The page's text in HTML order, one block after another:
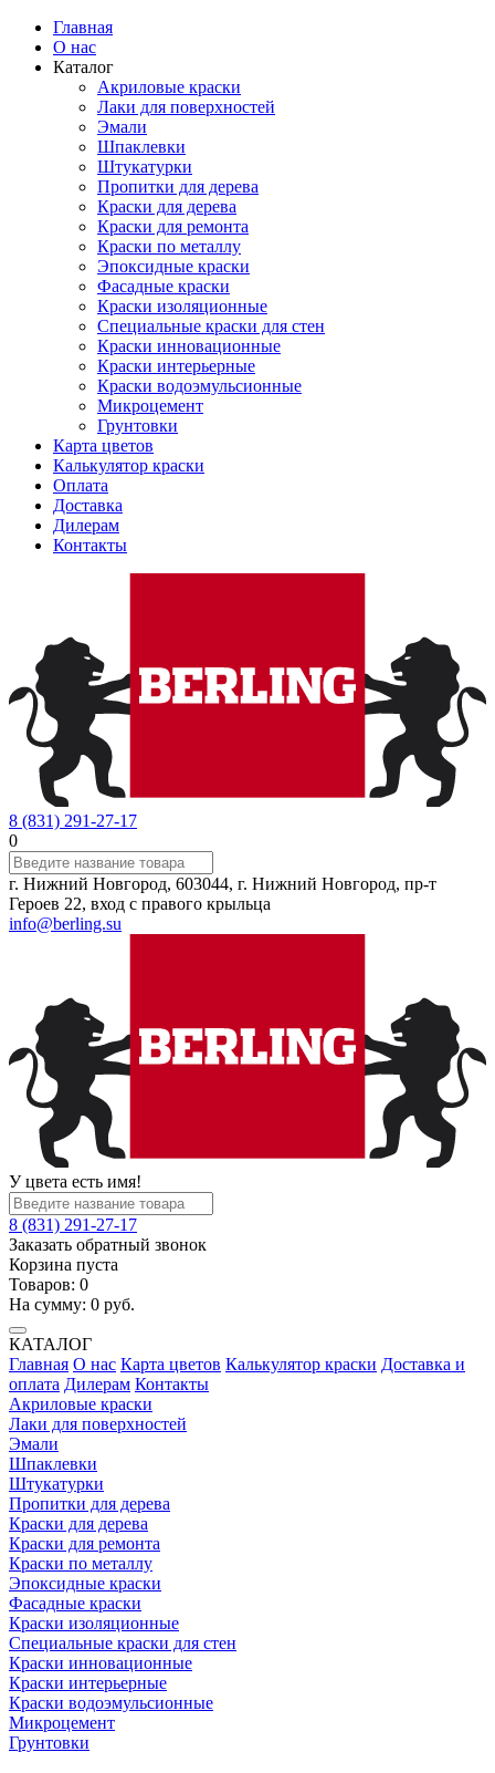
Главная
О нас
Каталог
Акриловые краски
Лаки для поверхностей
Эмали
Шпаклевки
Штукатурки
Пропитки для дерева
Краски для дерева
Краски для ремонта
Краски по металлу
Эпоксидные краски
Фасадные краски
Краски изоляционные
Специальные краски для стен
Краски инновационные
Краски интерьерные
Краски водоэмульсионные
Микроцемент
Грунтовки
Карта цветов
Калькулятор краски
Оплата
Доставка
Дилерам
Контакты
8 (831) 291-27-17
0
г. Нижний Новгород, 603044, г. Нижний Новгород, пр-т
Героев 22, вход с правого крыльца
info@berling.su
У цвета есть имя!
8 (831) 291-27-17
Заказать обратный звонок
Корзина пуста
Товаров: 0
На сумму: 0 руб.
КАТАЛОГ
Главная О нас Карта цветов Калькулятор краски Доставка и
оплата Дилерам Контакты
Акриловые краски
Лаки для поверхностей
Эмали
Шпаклевки
Штукатурки
Пропитки для дерева
Краски для дерева
Краски для ремонта
Краски по металлу
Эпоксидные краски
Фасадные краски
Краски изоляционные
Специальные краски для стен
Краски инновационные
Краски интерьерные
Краски водоэмульсионные
Микроцемент
Грунтовки